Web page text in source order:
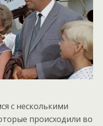
с несколькими
происходили во